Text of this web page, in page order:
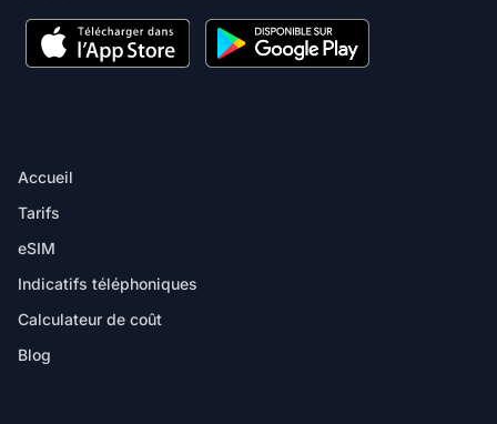
Accueil
Tarifs
eSIM
Indicatifs téléphoniques
Calculateur de coût
Blog